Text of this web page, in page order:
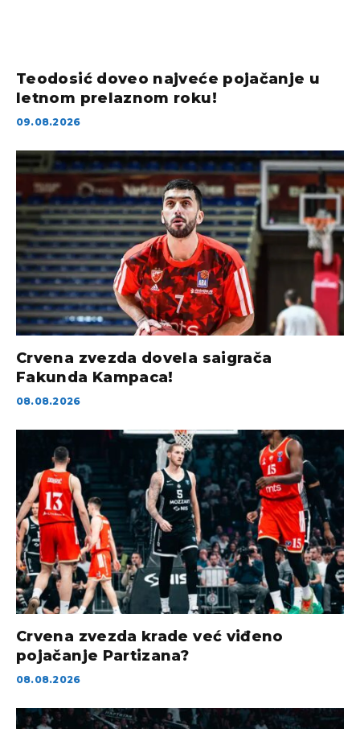
Teodosić doveo najveće pojačanje u
letnom prelaznom roku!
09.08.2026
Crvena zvezda dovela saigrača
Fakunda Kampaca!
08.08.2026
Crvena zvezda krade već viđeno
pojačanje Partizana?
08.08.2026